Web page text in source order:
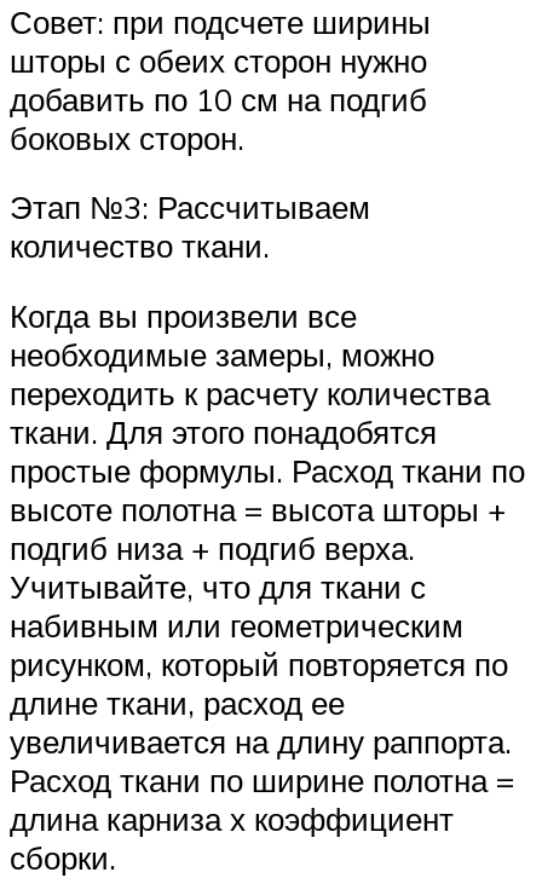
Совет: при подсчете ширины
шторы с обеих сторон нужно
добавить по 10 см на подгиб
боковых сторон.
Этап №3: Рассчитываем
количество ткани.
Когда вы произвели все
необходимые замеры, можно
переходить к расчету количества
ткани. Для этого понадобятся
простые формулы. Расход ткани по
высоте полотна = высота шторы +
подгиб низа + подгиб верха.
Учитывайте, что для ткани с
набивным или геометрическим
рисунком, который повторяется по
длине ткани, расход ее
увеличивается на длину раппорта.
Расход ткани по ширине полотна =
длина карниза х коэффициент
сборки.